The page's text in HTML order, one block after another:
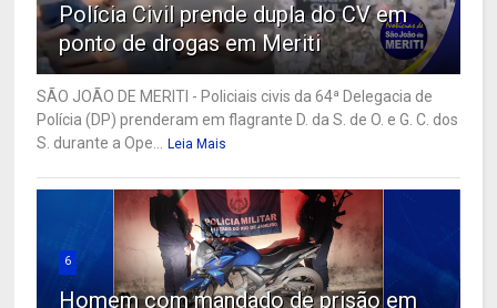
Polícia Civil prende dupla do CV em
ponto de drogas em Meriti
SÃO JOÃO DE MERITI - Policiais civis da 64ª Delegacia de
Polícia (DP) prenderam em flagrante D. da S. de O. e G. C. dos
S. durante a Ope... Leia Mais
6
Homem com mandado de prisão em